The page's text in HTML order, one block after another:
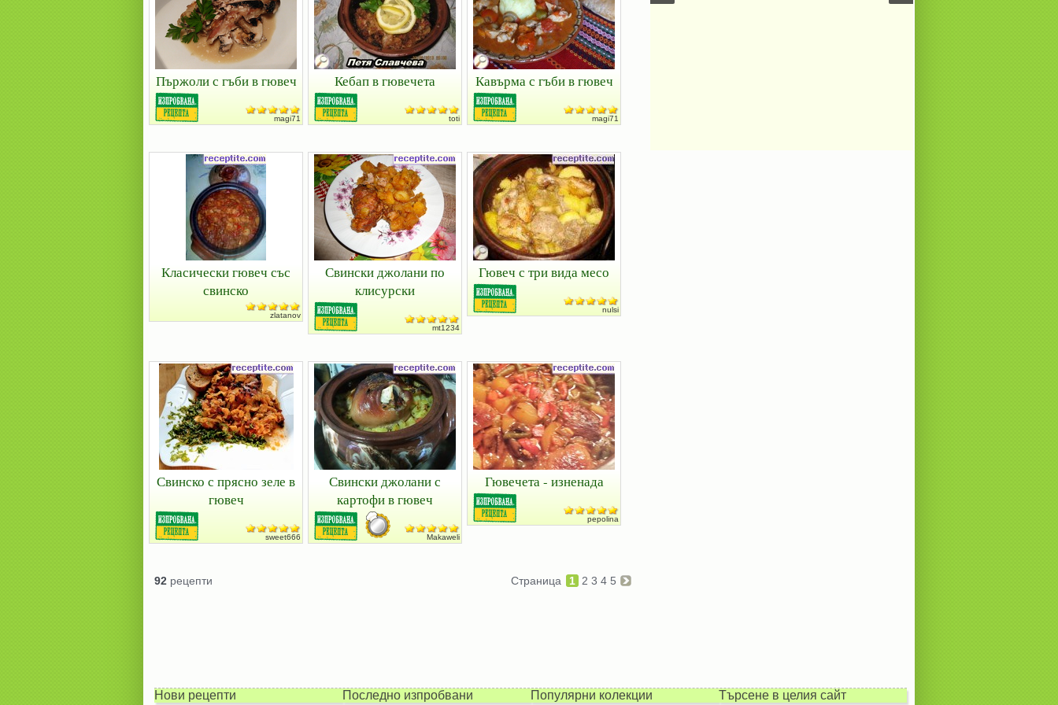
Пържоли с гъби в гювеч
magi71
Кебап в гювечета
toti
Кавърма с гъби в гювеч
magi71
Класически гювеч със
свинско
zlatanov
Свински джолани по
клисурски
mt1234
Гювеч с три вида месо
nulsi
Свинско с прясно зеле в
гювеч
sweet666
Свински джолани с
картофи в гювеч
Makaweli
Гювечета - изненада
pepolina
92 рецепти Страница 1 2 3 4 5
Нови рецепти Последно изпробвани Популярни колекции Търсене в целия сайт